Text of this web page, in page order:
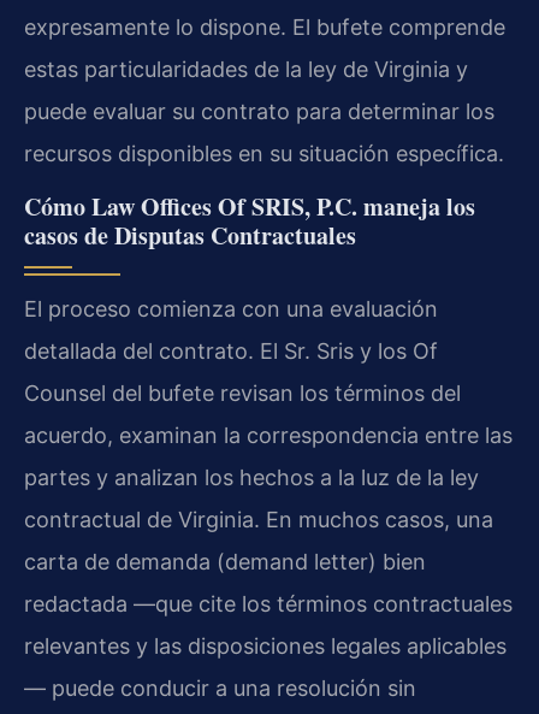
expresamente lo dispone. El bufete comprende
estas particularidades de la ley de Virginia y
puede evaluar su contrato para determinar los
recursos disponibles en su situación específica.
Cómo Law Offices Of SRIS, P.C. maneja los
casos de Disputas Contractuales
El proceso comienza con una evaluación
detallada del contrato. El Sr. Sris y los Of
Counsel del bufete revisan los términos del
acuerdo, examinan la correspondencia entre las
partes y analizan los hechos a la luz de la ley
contractual de Virginia. En muchos casos, una
carta de demanda (demand letter) bien
redactada —que cite los términos contractuales
relevantes y las disposiciones legales aplicables
— puede conducir a una resolución sin